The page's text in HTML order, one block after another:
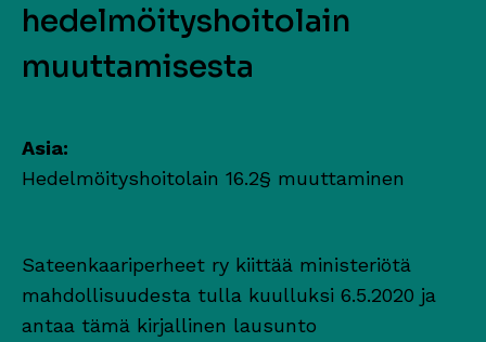
hedelmöityshoitolain
muuttamisesta
Asia:
Hedelmöityshoitolain 16.2§ muuttaminen
Sateenkaariperheet ry kiittää ministeriötä
mahdollisuudesta tulla kuulluksi 6.5.2020 ja
antaa tämä kirjallinen lausunto